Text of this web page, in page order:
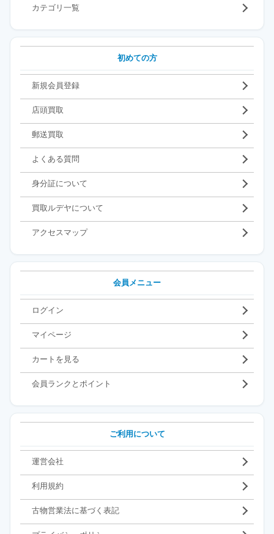
カテゴリ一覧
初めての方
新規会員登録
店頭買取
郵送買取
よくある質問
身分証について
買取ルデヤについて
アクセスマップ
会員メニュー
ログイン
マイページ
カートを見る
会員ランクとポイント
ご利用について
運営会社
利用規約
古物営業法に基づく表記